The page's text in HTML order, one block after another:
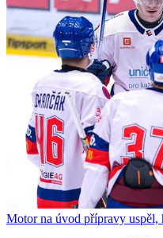
Motor na úvod přípravy uspěl,